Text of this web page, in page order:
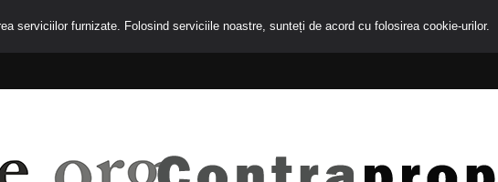
serviciilor furnizate. Folosind serviciile noastre, sunteți de acord cu folosirea cookie-urilor.